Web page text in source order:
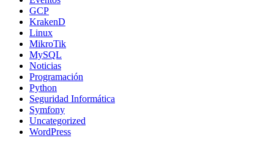
GCP
KrakenD
Linux
MikroTik
MySQL
Noticias
Programación
Python
Seguridad Informática
Symfony
Uncategorized
WordPress